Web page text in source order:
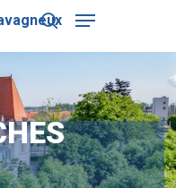
search
Menu
Close